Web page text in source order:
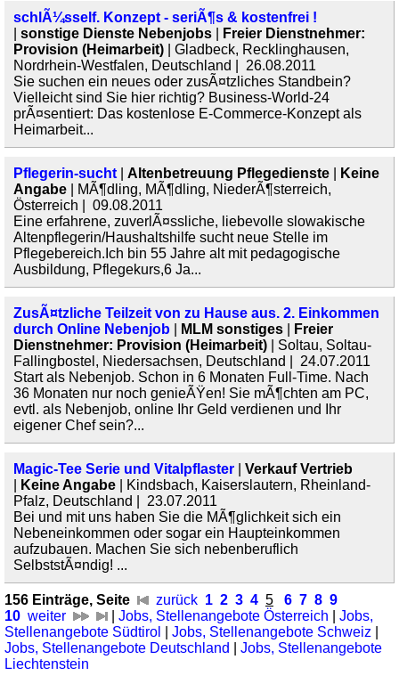
schlÃ¼sself. Konzept - seriÃ¶s & kostenfrei !
sonstige Dienste Nebenjobs
Freier Dienstnehmer:
Provision (Heimarbeit) | Gladbeck, Recklinghausen,
Nordrhein-Westfalen, Deutschland | 26.08.2011
Sie suchen ein neues oder zusÃ¤tzliches Standbein?
Vielleicht sind Sie hier richtig? Business-World-24
prÃ¤sentiert: Das kostenlose E-Commerce-Konzept als
Heimarbeit...
Pflegerin-sucht Altenbetreuung Pflegedienste
Keine
Angabe | MÃ¶dling, MÃ¶dling, NiederÃ¶sterreich,
Österreich | 09.08.2011
Eine erfahrene, zuverlÃ¤ssliche, liebevolle slowakische
Altenpflegerin/Haushaltshilfe sucht neue Stelle im
Pflegebereich.Ich bin 55 Jahre alt mit pedagogische
Ausbildung, Pflegekurs,6 Ja...
ZusÃ¤tzliche Teilzeit von zu Hause aus. 2. Einkommen
durch Online Nebenjob
MLM sonstiges
Freier
Dienstnehmer: Provision (Heimarbeit) | Soltau, Soltau-
Fallingbostel, Niedersachsen, Deutschland | 24.07.2011
Start als Nebenjob. Schon in 6 Monaten Full-Time. Nach
36 Monaten nur noch genieÃŸen! Sie mÃ¶chten am PC,
evtl. als Nebenjob, online Ihr Geld verdienen und Ihr
eigener Chef sein?...
Magic-Tee Serie und Vitalpflaster
Verkauf Vertrieb
Keine Angabe | Kindsbach, Kaiserslautern, Rheinland-
Pfalz, Deutschland | 23.07.2011
Bei und mit uns haben Sie die MÃ¶glichkeit sich ein
Nebeneinkommen oder sogar ein Haupteinkommen
aufzubauen. Machen Sie sich nebenberuflich
SelbststÃ¤ndig! ...
156 Einträge, Seite zurück 1 2 3 4 5 6 7 8 9
10 weiter Jobs, Stellenangebote Österreich
Jobs,
Stellenangebote Südtirol
Jobs, Stellenangebote Schweiz
Jobs, Stellenangebote Deutschland
Jobs, Stellenangebote
Liechtenstein